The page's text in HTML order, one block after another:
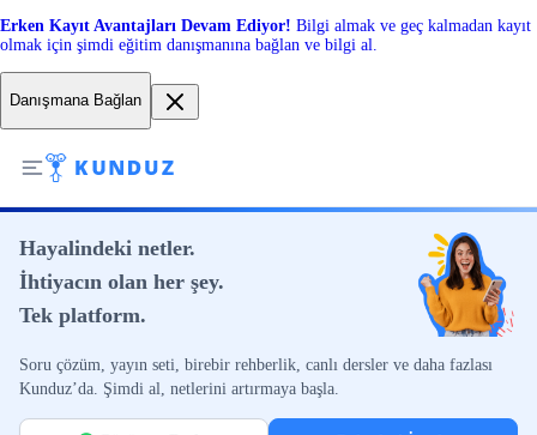
Erken Kayıt Avantajları Devam Ediyor! Bilgi almak ve geç kalmadan kayıt
olmak için şimdi eğitim danışmanına bağlan ve bilgi al.
Danışmana Bağlan
Hayalindeki netler.
İhtiyacın olan her şey.
Tek platform.
Soru çözüm, yayın seti, birebir rehberlik, canlı dersler ve daha fazlası
Kunduz’da. Şimdi al, netlerini artırmaya başla.